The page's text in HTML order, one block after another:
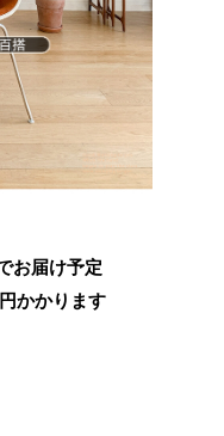
お届け予定
円かかります